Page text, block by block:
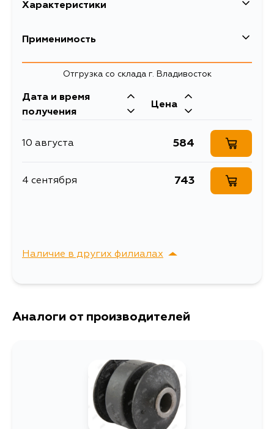
Характеристики
Высота упаковки, мм
Объем упаковки, л 0.343
ПРОДОЛЬНОЙ ТЯГИ
САЙЛЕНТБЛОК
ЗАДНЕЙ
ПРОДОЛЬНОЙ ТЯГИ
Применимость
Отгрузка со склада г. Владивосток
Дата и время
получения
Цена
10 августа 584
4 сентября 743
Наличие в других филиалах
г. Владивосток,
Аналоги от производителей